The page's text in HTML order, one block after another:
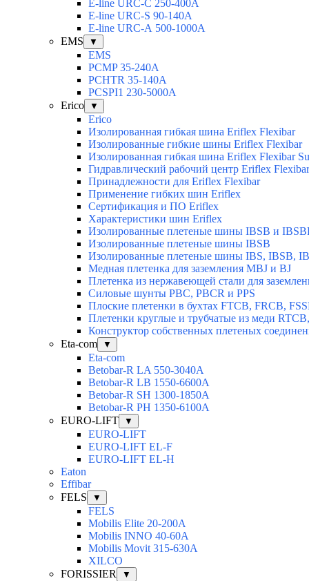
E-line URC-С 250-400А
E-line URC-S 90-140А
E-line URC-А 500-1000А
EMS
▼
EMS
PCMP 35-240A
PCHTR 35-140А
PCSPI1 230-5000A
Erico
▼
Erico
Изолированная гибкая шина Eriflex Flexibar
Изолированные гибкие шины Eriflex Flexibar
Изолированная гибкая шина Eriflex Flexibar
Гидравлический рабочий центр Eriflex Flexibar
Принадлежности для Eriflex Flexibar
Применение гибких шин Eriflex
Сертификация и ПО Eriflex
Характеристики шин Eriflex
Изолированные плетеные шины IBSB и
Изолированные плетеные шины IBSB
Изолированные плетеные шины IBS, IBSB,
Медная плетенка для заземления MBJ и BJ
Плетенка из нержавеющей стали для
Силовые шунты PBC, PBCR и PPS
Плоские плетенки в бухтах FTCB, FRCB,
Плетенки круглые и трубчатые из меди
Конструктор собственных плетеных
Eta-com
▼
Eta-com
Betobar-R LA 550-3040А
Betobar-R LВ 1550-6600А
Betobar-R SH 1300-1850A
Betobar-R РH 1350-6100А
EURO-LIFT
▼
EURO-LIFT
EURO-LIFT EL-F
EURO-LIFT EL-H
Eaton
Effibar
FELS
▼
FELS
Mobilis Elite 20-200А
Mobilis INNO 40-60А
Mobilis Movit 315-630А
XILCO
FORISSIER
▼